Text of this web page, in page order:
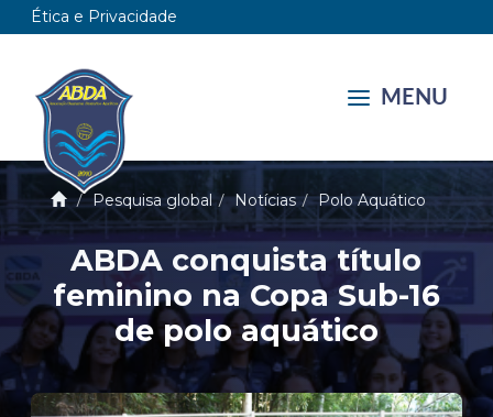
Ética e Privacidade
MENU
Pesquisa global Notícias Polo Aquático
ABDA conquista título
feminino na Copa Sub-16
de polo aquático